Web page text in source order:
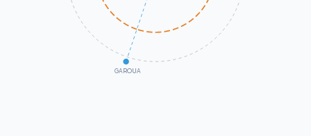
GAROUA